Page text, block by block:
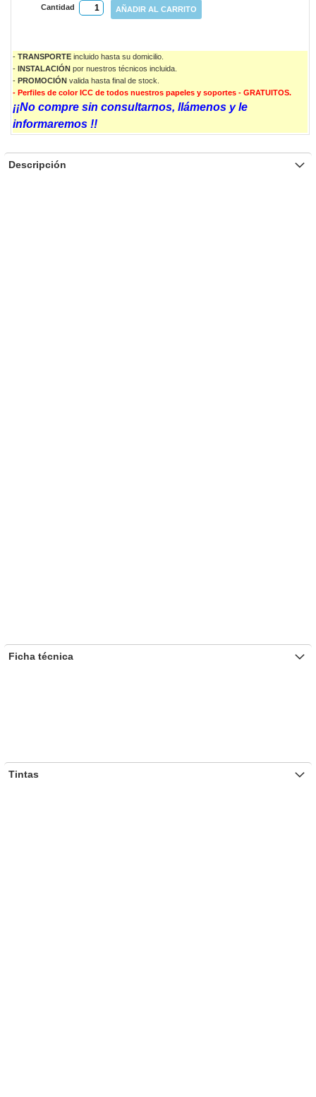
Cantidad AÑADIR AL CARRITO
- TRANSPORTE incluido hasta su domicilio.
-
INSTALACIÓN por nuestros técnicos incluida.
- PROMOCIÓN valida hasta final de stock.
- Perfiles de color ICC de todos nuestros papeles y soportes - GRATUITOS.
¡¡No compre sin consultarnos, llámenos y le
informaremos !!
Descripción
Ficha técnica
Tintas